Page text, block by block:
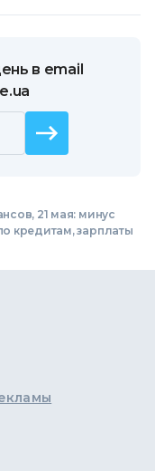
в email
21 мая: минус
кредитам, зарплаты